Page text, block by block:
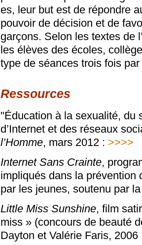
es, leur but est de répondre
pouvoir de décision et de
garçons. Selon les textes de
les élèves des écoles,
type de séances trois fois par
Ressources
"Éducation à la sexualité, du
d’Internet et des réseaux
l’Homme, mars 2012 : >>>>
Internet Sans Crainte,
impliqués dans la prévention
par les jeunes, soutenu par
Little Miss Sunshine, film
miss » (concours de beauté
Dayton et Valérie Faris, 2006